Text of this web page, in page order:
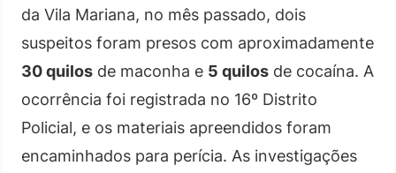
da Vila Mariana, no mês passado, dois
suspeitos foram presos com aproximadamente
30 quilos de maconha e 5 quilos de cocaína. A
ocorrência foi registrada no 16º Distrito
Policial, e os materiais apreendidos foram
encaminhados para perícia. As investigações